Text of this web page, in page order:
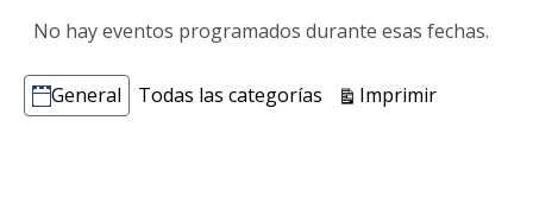
No hay eventos programados durante esas fechas.
Categorías
General Todas las categorías ImprimirVistas